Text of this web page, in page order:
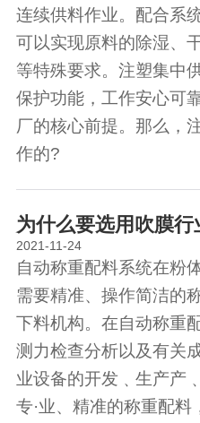
连续供料作业。配合系
可以实现原料的除湿、
等特殊要求。注塑集中
保护功能，工作安心可
厂的核心前提。那么，
作的?
为什么要选用吹膜
2021-11-24
自动称重配料系统在粉
需要精准、操作简洁的
下料机构。在自动称重
测力检查分析以及有关
业设备的开发﹑生产产
专·业、精准的称重配